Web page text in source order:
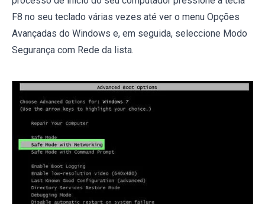
F8 no seu teclado várias vezes até ver o menu Opções
Avançadas do Windows e, em seguida, seleccione Modo
Segurança com Rede da lista.